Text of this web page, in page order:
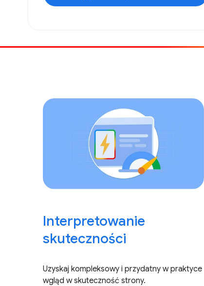
Interpretowanie
skuteczności
Uzyskaj kompleksowy i przydatny w praktyce
wgląd w skuteczność strony.